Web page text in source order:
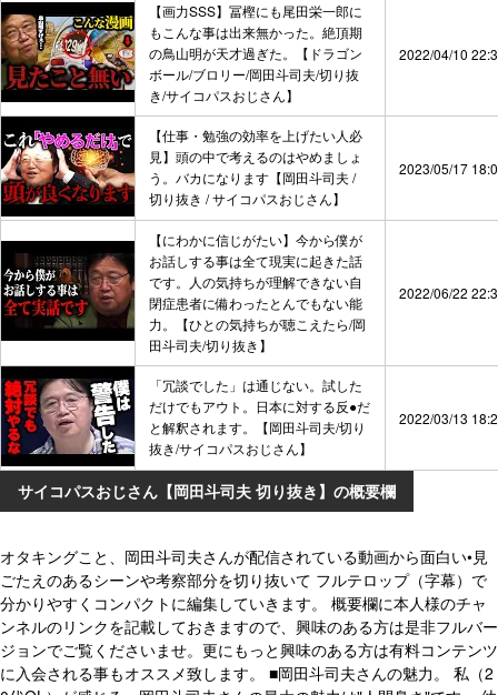
【画力SSS】冨樫にも尾田栄一郎に
もこんな事は出来無かった。絶頂期
の鳥山明が天才過ぎた。【ドラゴン
ボール/ブロリー/岡田斗司夫/切り抜
き/サイコパスおじさん】
2022/04/10
【仕事・勉強の効率を上げたい人必
見】頭の中で考えるのはやめましょ
う。バカになります【岡田斗司夫 /
切り抜き / サイコパスおじさん】
2023/05/17
【にわかに信じがたい】今から僕が
お話しする事は全て現実に起きた話
です。人の気持ちが理解できない自
閉症患者に備わったとんでもない能
力。【ひとの気持ちが聴こえたら/岡
田斗司夫/切り抜き】
2022/06/22
「冗談でした」は通じない。試した
だけでもアウト。日本に対する反●だ
と解釈されます。【岡田斗司夫/切り
抜き/サイコパスおじさん】
2022/03/13
サイコパスおじさん【岡田斗司夫 切り抜き】の概要欄
オタキングこと、岡田斗司夫さんが配信されている動画から面白い•見
ごたえのあるシーンや考察部分を切り抜いて フルテロップ（字幕）で
分かりやすくコンパクトに編集していきます。 概要欄に本人様のチャ
ンネルのリンクを記載しておきますので、興味のある方は是非フルバー
ジョンでご覧くださいませ。更にもっと興味のある方は有料コンテンツ
に入会される事もオススメ致します。 ■岡田斗司夫さんの魅力。 私（2